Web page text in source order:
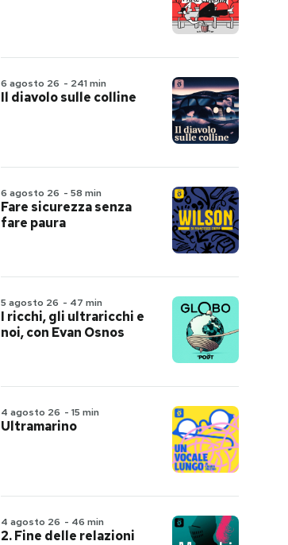
6 agosto 26 - 241 min
Il diavolo sulle colline
6 agosto 26 - 58 min
Fare sicurezza senza
fare paura
5 agosto 26 - 47 min
I ricchi, gli ultraricchi e
noi, con Evan Osnos
4 agosto 26 - 15 min
Ultramarino
4 agosto 26 - 46 min
2. Fine delle relazioni